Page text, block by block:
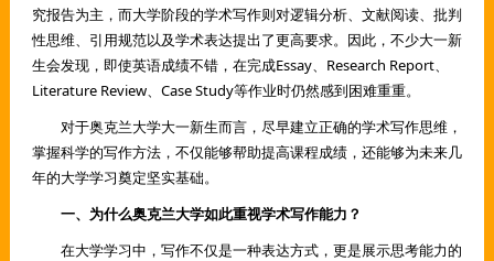
究报告为主，而大学阶段的学术写作则对逻辑分析、文献阅读、批判
性思维、引用规范以及学术表达提出了更高要求。因此，不少大一新
生会发现，即使英语成绩不错，在完成Essay、Research Report、
Literature Review、Case Study等作业时仍然感到困难重重。
对于奥克兰大学大一新生而言，尽早建立正确的学术写作思维，
掌握科学的写作方法，不仅能够帮助提高课程成绩，还能够为未来几
年的大学学习奠定坚实基础。
一、为什么奥克兰大学如此重视学术写作能力？
在大学学习中，写作不仅是一种表达方式，更是展示思考能力的